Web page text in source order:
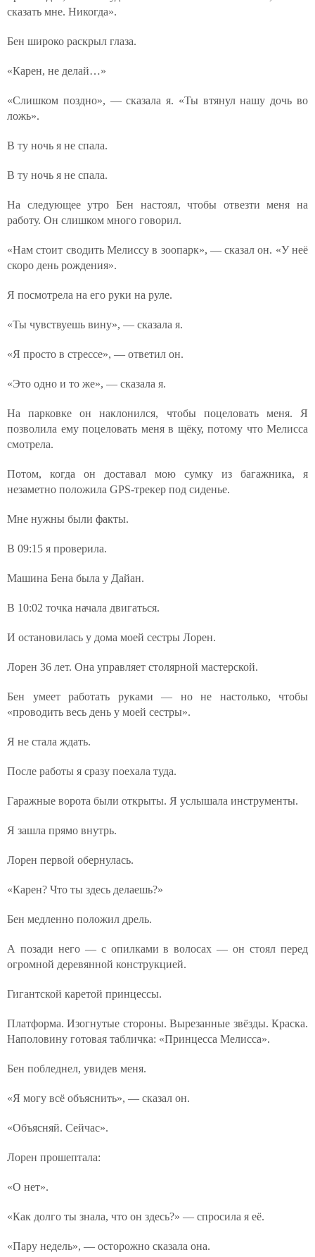
сказать мне. Никогда».
Бен широко раскрыл глаза.
«Карен, не делай…»
«Слишком поздно», — сказала я. «Ты втянул нашу дочь во
ложь».
В ту ночь я не спала.
В ту ночь я не спала.
На следующее утро Бен настоял, чтобы отвезти меня на
работу. Он слишком много говорил.
«Нам стоит сводить Мелиссу в зоопарк», — сказал он. «У неё
скоро день рождения».
Я посмотрела на его руки на руле.
«Ты чувствуешь вину», — сказала я.
«Я просто в стрессе», — ответил он.
«Это одно и то же», — сказала я.
На парковке он наклонился, чтобы поцеловать меня. Я
позволила ему поцеловать меня в щёку, потому что Мелисса
смотрела.
Потом, когда он доставал мою сумку из багажника, я
незаметно положила GPS-трекер под сиденье.
Мне нужны были факты.
В 09:15 я проверила.
Машина Бена была у Дайан.
В 10:02 точка начала двигаться.
И остановилась у дома моей сестры Лорен.
Лорен 36 лет. Она управляет столярной мастерской.
Бен умеет работать руками — но не настолько, чтобы
«проводить весь день у моей сестры».
Я не стала ждать.
После работы я сразу поехала туда.
Гаражные ворота были открыты. Я услышала инструменты.
Я зашла прямо внутрь.
Лорен первой обернулась.
«Карен? Что ты здесь делаешь?»
Бен медленно положил дрель.
А позади него — с опилками в волосах — он стоял перед
огромной деревянной конструкцией.
Гигантской каретой принцессы.
Платформа. Изогнутые стороны. Вырезанные звёзды. Краска.
Наполовину готовая табличка: «Принцесса Мелисса».
Бен побледнел, увидев меня.
«Я могу всё объяснить», — сказал он.
«Объясняй. Сейчас».
Лорен прошептала:
«О нет».
«Как долго ты знала, что он здесь?» — спросила я её.
«Пару недель», — осторожно сказала она.